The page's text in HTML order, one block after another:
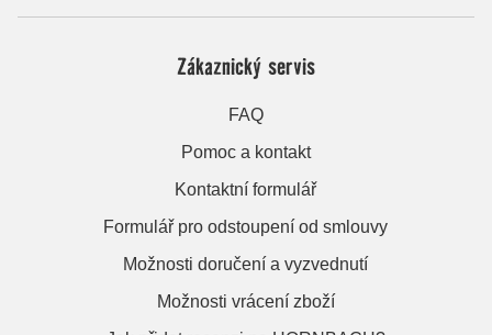
Zákaznický servis
FAQ
Pomoc a kontakt
Kontaktní formulář
Formulář pro odstoupení od smlouvy
Možnosti doručení a vyzvednutí
Možnosti vrácení zboží